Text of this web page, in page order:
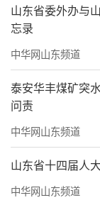
0项新的改革
项制度创新
验，5项入
例”，183项
量居全国同
管理制度改
改革的实施
全省开发区
平，占比均超
山东省委外办与
忘录
中华网山东频道
泰安华丰煤矿突
问责
中华网山东频道
山东省十四届人
中华网山东频道